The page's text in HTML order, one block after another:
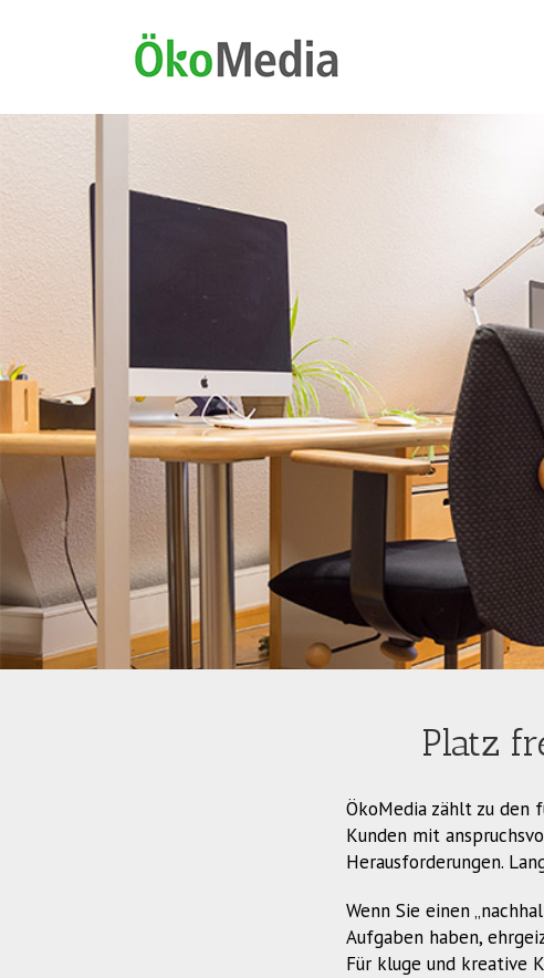
Platz
ÖkoMedia zählt zu den
Kunden mit
Herausforderungen.
Wenn Sie einen
Aufgaben haben,
Für kluge und kreative